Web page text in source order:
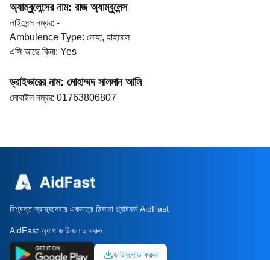
অ্যাম্বুলেন্সের নাম: রাজ অ্যাম্বুলেন্স
লাইসেন্স নম্বর: -
Ambulence Type: নোহা, হাইয়েস
এসি আছে কিনা: Yes
ড্রাইভারের নাম: মোহাম্মদ সালমান আলি
মোবাইল নম্বর: 01763806807
বিশ্বস্ত স্বাস্থ্যসেবার একমাত্র ঠিকানা প্ল্যাটফর্ম AidFast
AidFast অ্যাপ ডাউনলোড করুন
ডাউনলোড করুন